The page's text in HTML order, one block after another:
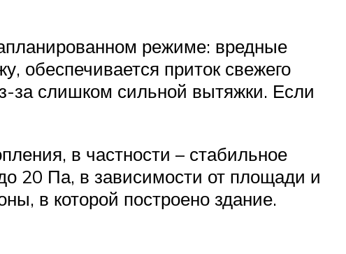
режиме: вредные
обеспечивается приток свежего
за слишком сильной вытяжки. Если
в частности – стабильное
20 Па, в зависимости от площади и
в которой построено здание.